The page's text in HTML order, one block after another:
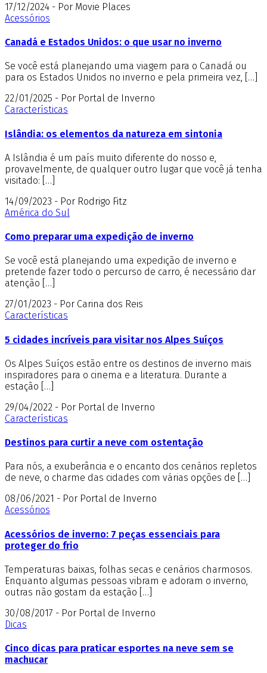
17/12/2024 - Por Movie Places
Acessórios
Canadá e Estados Unidos: o que usar no inverno
Se você está planejando uma viagem para o Canadá ou
para os Estados Unidos no inverno e pela primeira vez, […]
22/01/2025 - Por Portal de Inverno
Características
Islândia: os elementos da natureza em sintonia
A Islândia é um país muito diferente do nosso e,
provavelmente, de qualquer outro lugar que você já tenha
visitado: […]
14/09/2023 - Por Rodrigo Fitz
América do Sul
Como preparar uma expedição de inverno
Se você está planejando uma expedição de inverno e
pretende fazer todo o percurso de carro, é necessário dar
atenção […]
27/01/2023 - Por Carina dos Reis
Características
5 cidades incríveis para visitar nos Alpes Suíços
Os Alpes Suíços estão entre os destinos de inverno mais
inspiradores para o cinema e a literatura. Durante a
estação […]
29/04/2022 - Por Portal de Inverno
Características
Destinos para curtir a neve com ostentação
Para nós, a exuberância e o encanto dos cenários repletos
de neve, o charme das cidades com várias opções de […]
08/06/2021 - Por Portal de Inverno
Acessórios
Acessórios de inverno: 7 peças essenciais para
proteger do frio
Temperaturas baixas, folhas secas e cenários charmosos.
Enquanto algumas pessoas vibram e adoram o inverno,
outras não gostam da estação […]
30/08/2017 - Por Portal de Inverno
Dicas
Cinco dicas para praticar esportes na neve sem se
machucar